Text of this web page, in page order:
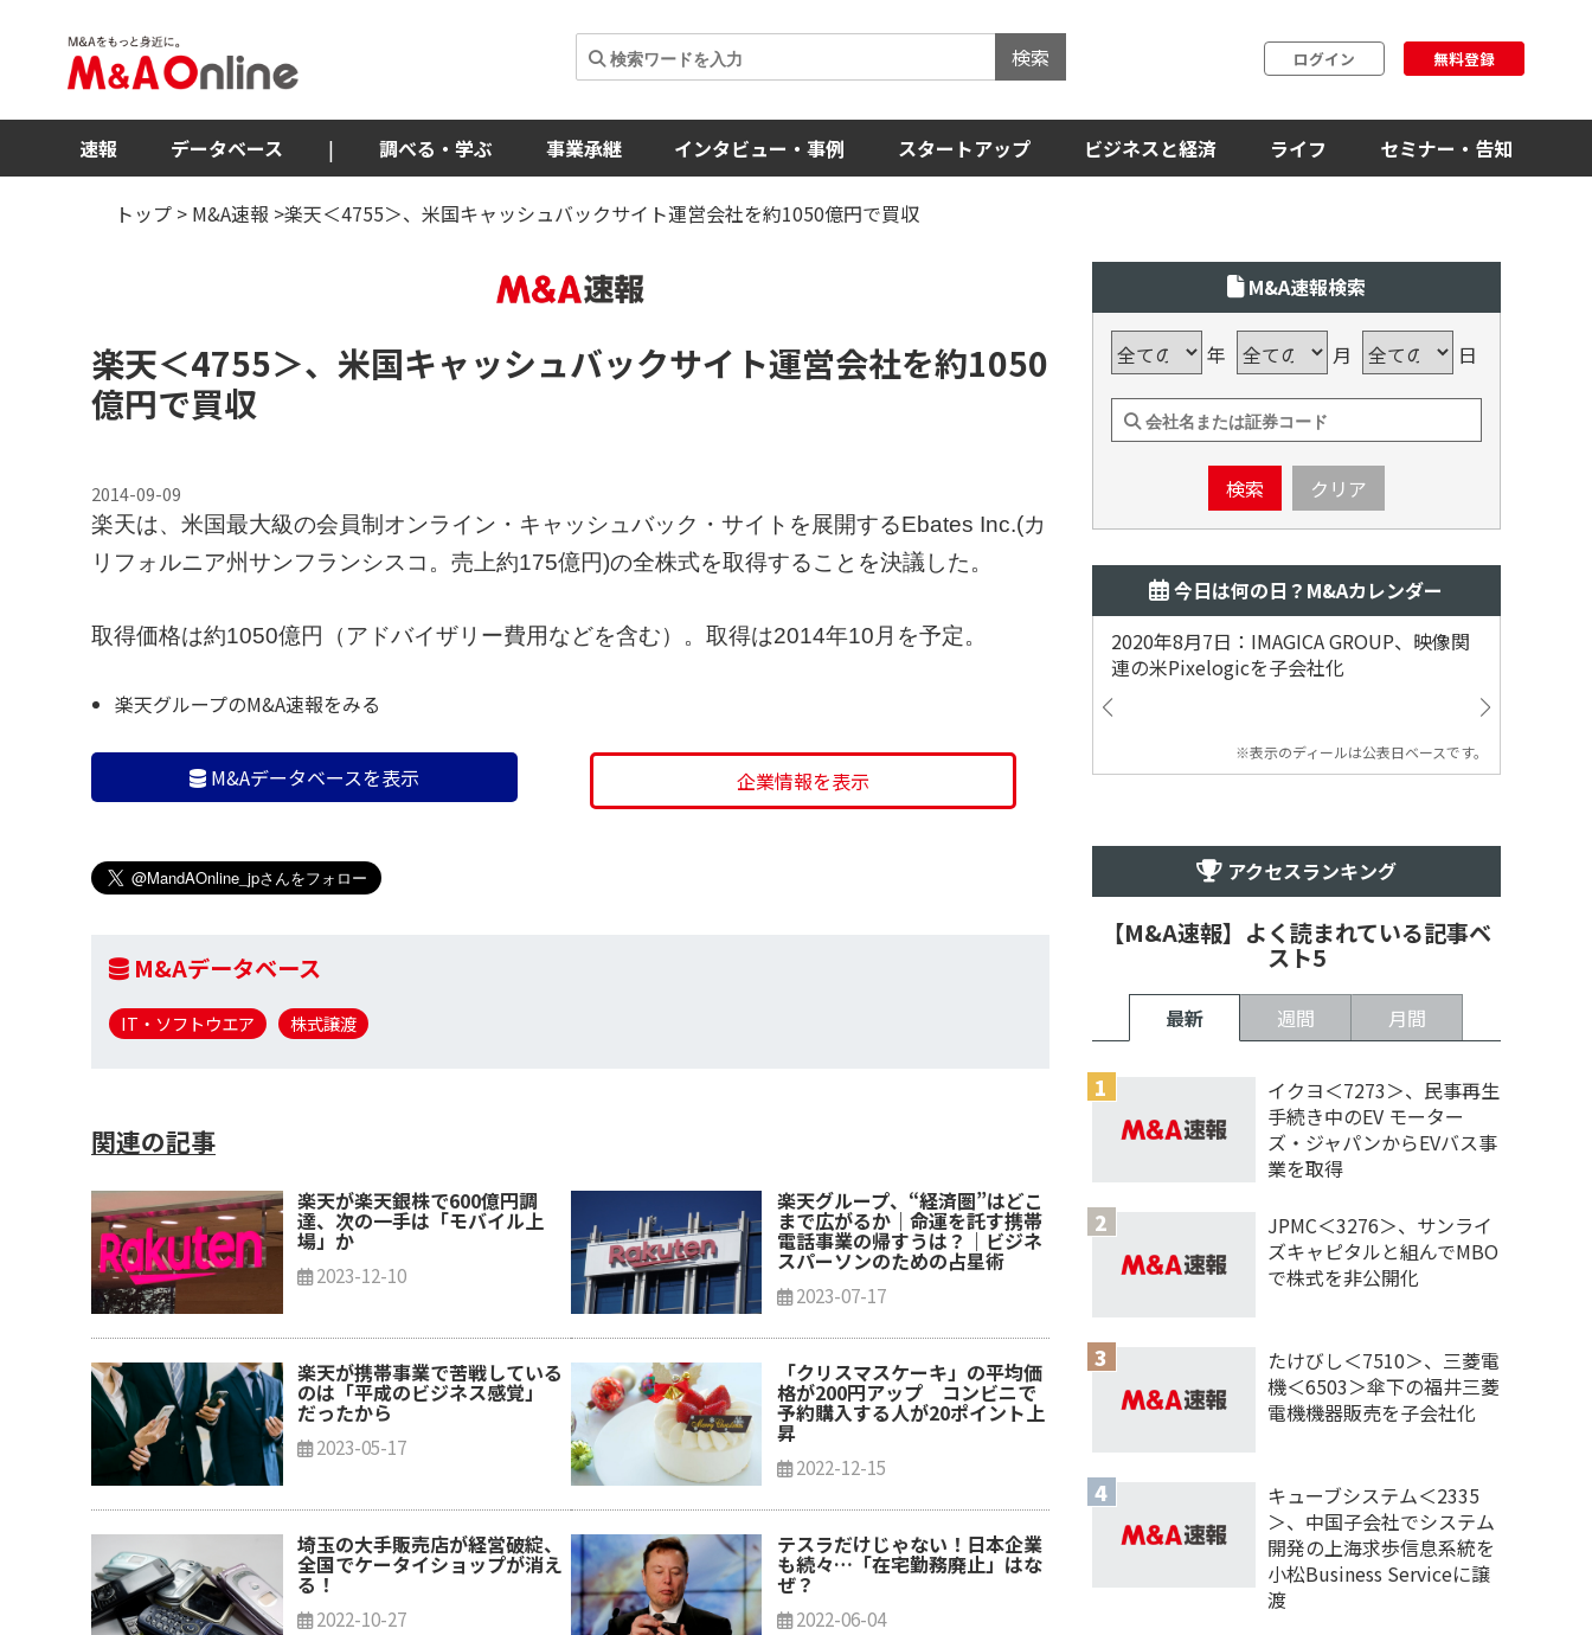
検索 ログイン 無料登録
速報 データベース | 調べる・学ぶ 事業承継 インタビュー・事例 スタートアップ ビジネスと経済 ライフ セミナー・告知
トップ > M&A速報 >楽天＜4755＞、米国キャッシュバックサイト運営会社を約1050億円で買収
楽天＜4755＞、米国キャッシュバックサイト運営会社を約1050
億円で買収
2014-09-09
楽天は、米国最大級の会員制オンライン・キャッシュバック・サイトを展開するEbates Inc.(カ
リフォルニア州サンフランシスコ。売上約175億円)の全株式を取得することを決議した。
取得価格は約1050億円（アドバイザリー費用などを含む）。取得は2014年10月を予定。
楽天グループのM&A速報をみる
M&Aデータベースを表示 企業情報を表示
M&Aデータベース
IT・ソフトウエア 株式譲渡
関連の記事
楽天が楽天銀株で600億円調
達、次の一手は「モバイル上
場」か
2023-12-10
楽天グループ、“経済圏”はどこ
まで広がるか｜命運を託す携帯
電話事業の帰すうは？｜ビジネ
スパーソンのための占星術
2023-07-17
楽天が携帯事業で苦戦している
のは「平成のビジネス感覚」
だったから
2023-05-17
「クリスマスケーキ」の平均価
格が200円アップ コンビニで
予約購入する人が20ポイント上
昇
2022-12-15
埼玉の大手販売店が経営破綻、
全国でケータイショップが消え
る！
2022-10-27
テスラだけじゃない！日本企業
も続々…「在宅勤務廃止」はな
ぜ？
2022-06-04
M&A速報検索
年 月 日
検索 クリア
今日は何の日？M&Aカレンダー
2020年8月7日：IMAGICA GROUP、映像関
連の米Pixelogicを子会社化
※表示のディールは公表日ベースです。
アクセスランキング
【M&A速報】よく読まれている記事ベ
スト5
最新 週間 月間
イクヨ＜7273＞、民事再生
手続き中のEV モーター
ズ・ジャパンからEVバス事
業を取得
JPMC＜3276＞、サンライ
ズキャピタルと組んでMBO
で株式を非公開化
たけびし＜7510＞、三菱電
機＜6503＞傘下の福井三菱
電機機器販売を子会社化
キューブシステム＜2335
＞、中国子会社でシステム
開発の上海求歩信息系統を
小松Business Serviceに譲
渡